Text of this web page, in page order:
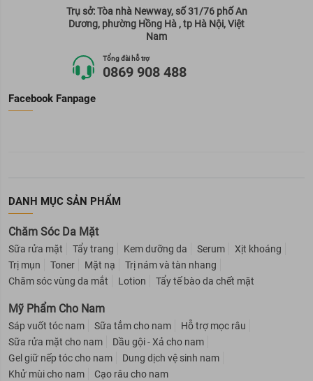
Trụ sở: Tòa nhà Newway, số 31/76 phố An
Dương, phường Hồng Hà , tp Hà Nội, Việt
Nam
Tổng đài hỗ trợ
0869 908 488
Facebook Fanpage
DANH MỤC SẢN PHẨM
Chăm Sóc Da Mặt
Sữa rửa mặt Tẩy trang Kem dưỡng da Serum
Xịt khoáng
Trị mụn
Toner Mặt nạ
Trị nám và tàn nhang
Chăm sóc vùng da mắt
Lotion Tẩy tế bào da chết mặt
Mỹ Phẩm Cho Nam
Sáp vuốt tóc nam Sữa tắm cho nam
Hỗ trợ mọc râu
Sữa rửa mặt cho nam
Dầu gội - Xả cho nam
Gel giữ nếp tóc cho nam
Dung dịch vệ sinh nam
Khử mùi cho nam
Cạo râu cho nam